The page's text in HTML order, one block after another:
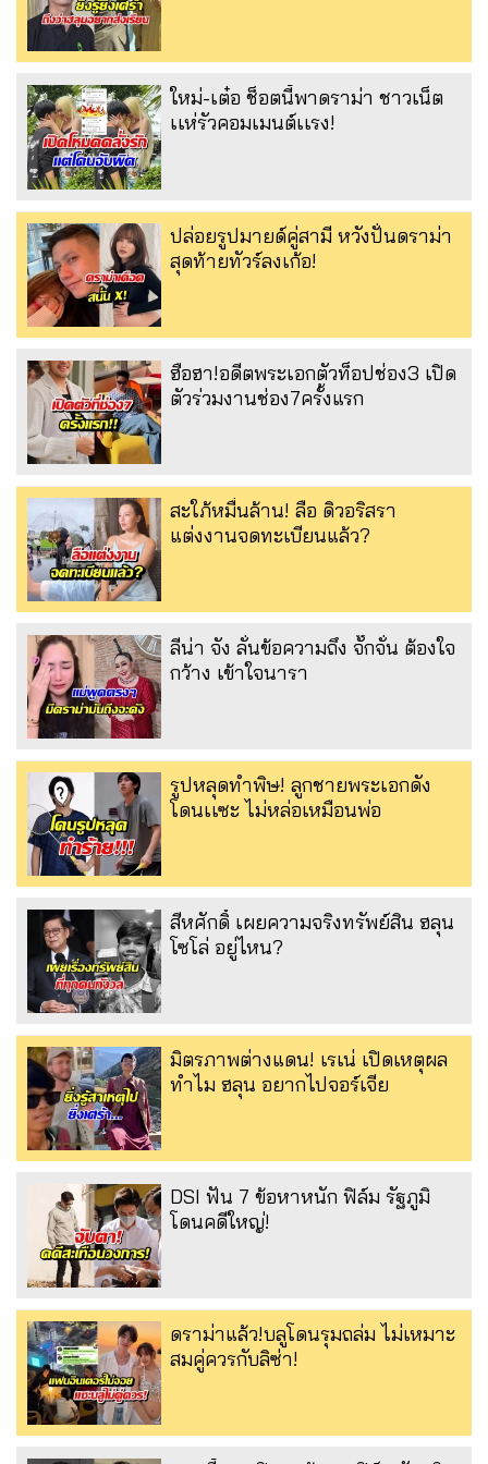
ใหม่-เต๋อ ช็อตนี้พาดราม่า ชาวเน็ต
เเห่รัวคอมเมนต์เเรง!
ปล่อยรูปมายด์คู่สามี หวังปั่นดราม่า
สุดท้ายทัวร์ลงเก้อ!
ฮือฮา!อดีตพระเอกตัวท็อปช่อง3 เปิด
ตัวร่วมงานช่อง7ครั้งแรก
สะใภ้หมื่นล้าน! ลือ ดิวอริสรา
แต่งงานจดทะเบียนแล้ว?
ลีน่า จัง ลั่นข้อความถึง จั๊กจั่น ต้องใจ
กว้าง เข้าใจนารา
รูปหลุดทำพิษ! ลูกชายพระเอกดัง
โดนเเซะ ไม่หล่อเหมือนพ่อ
สีหศักดิ์ เผยความจริงทรัพย์สิน ฮลุน
โซโล่ อยู่ไหน?
มิตรภาพต่างแดน! เรเน่ เปิดเหตุผล
ทำไม ฮลุน อยากไปจอร์เจีย
DSI ฟัน 7 ข้อหาหนัก ฟิล์ม รัฐภูมิ
โดนคดีใหญ่!
ดราม่าแล้ว!บลูโดนรุมถล่ม ไม่เหมาะ
สมคู่ควรกับลิซ่า!